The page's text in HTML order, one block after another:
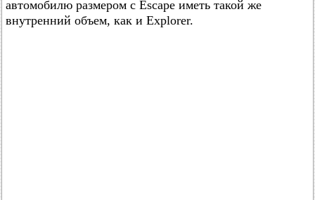
автомобилю размером с Escape иметь такой же
внутренний объем, как и Explorer.